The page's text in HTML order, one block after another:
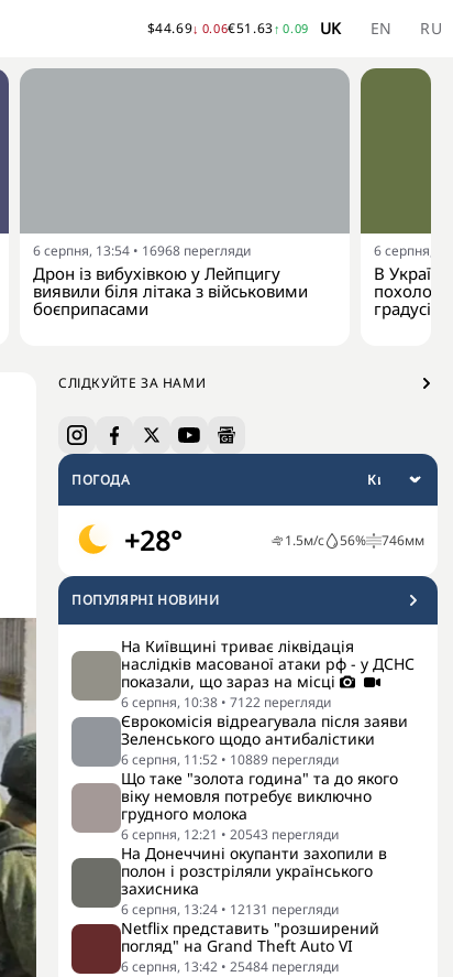
$44.69↓ 0.06€51.63↑ 0.09 UK EN RU
6 серпня, 13:54 • 16968 перегляди
Дрон із вибухівкою у Лейпцигу
виявили біля літака з військовими
боєприпасами
6 серпня,
В
градусів
СЛІДКУЙТЕ ЗА НАМИ
ПОГОДА
+28° 1.5м/с 56% 746мм
ПОПУЛЯРНI НОВИНИ
На Київщині триває ліквідація
наслідків масованої атаки рф - у ДСНС
показали, що зараз на місці
6 серпня, 10:38 • 7122 перегляди
Єврокомісія відреагувала після заяви
Зеленського щодо антибалістики
6 серпня, 11:52 • 10889 перегляди
Що таке "золота година" та до якого
віку немовля потребує виключно
грудного молока
6 серпня, 12:21 • 20543 перегляди
На Донеччині окупанти захопили в
полон і розстріляли українського
захисника
6 серпня, 13:24 • 12131 перегляди
Netflix представить "розширений
погляд" на Grand Theft Auto VI
6 серпня, 13:42 • 25484 перегляди